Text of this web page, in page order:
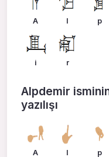
A l p
i r
Alpdemir
yazılışı
A l p